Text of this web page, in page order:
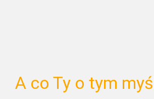
A co Ty o tym